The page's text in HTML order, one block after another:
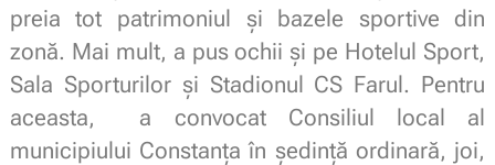
preia tot patrimoniul și bazele sportive din
zonă. Mai mult, a pus ochii și pe Hotelul Sport,
Sala Sporturilor și Stadionul CS Farul. Pentru
aceasta, a convocat Consiliul local al
municipiului Constanţa în şedinţă ordinară, joi,